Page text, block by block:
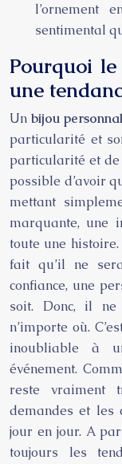
l’ornement
sentimental
Pourquoi
une
Un bijou
particularité et
particularité et
possible d’avoir
mettant
marquante, une
toute une
fait qu’il ne
confiance, une
soit. Donc, il
n’importe où.
inoubliable à
événement.
reste vraiment
demandes et les
jour en jour. A
toujours les